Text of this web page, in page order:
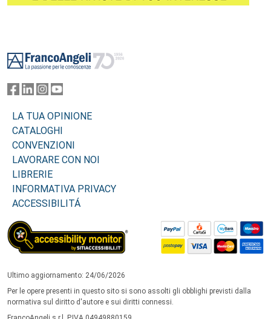
LA TUA OPINIONE
CATALOGHI
CONVENZIONI
LAVORARE CON NOI
LIBRERIE
INFORMATIVA PRIVACY
ACCESSIBILITÁ
Ultimo aggiornamento: 24/06/2026
Per le opere presenti in questo sito si sono assolti gli obblighi previsti dalla
normativa sul diritto d'autore e sui diritti connessi.